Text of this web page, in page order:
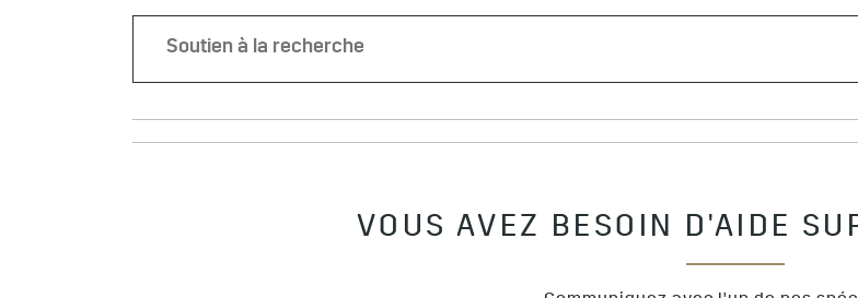
VOUS AVEZ BESOIN D'AIDE